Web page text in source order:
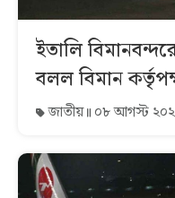
ইতালি
বলল বিমান
জাতীয় ০৮ আগস্ট